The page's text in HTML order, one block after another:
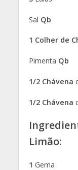
Sal Qb
1 Colher de
Pimenta Qb
1/2 Chávena
1/2 Chávena
Limão:
1 Gema